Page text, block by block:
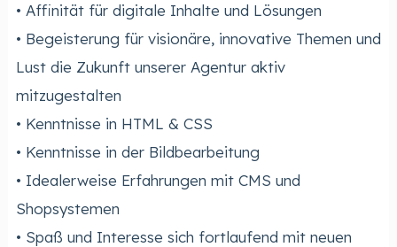
• Affinität für digitale Inhalte und Lösungen
• Begeisterung für visionäre, innovative Themen und
Lust die Zukunft unserer Agentur aktiv
mitzugestalten
• Kenntnisse in HTML & CSS
• Kenntnisse in der Bildbearbeitung
• Idealerweise Erfahrungen mit CMS und
Shopsystemen
• Spaß und Interesse sich fortlaufend mit neuen